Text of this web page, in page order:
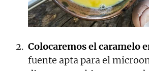
Colocaremos el caramelo
fuente apta para el